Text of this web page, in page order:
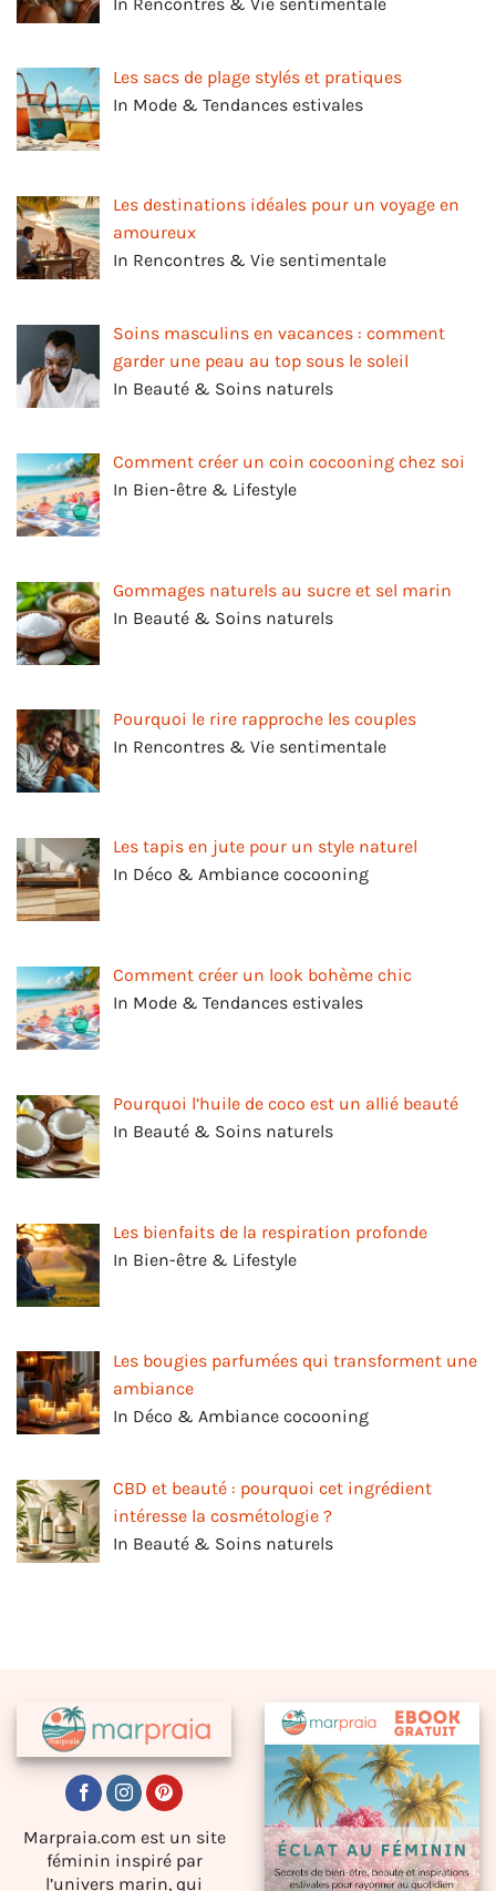
Les sacs de plage stylés et pratiques
In Mode & Tendances estivales
Les destinations idéales pour un voyage en
amoureux
In Rencontres & Vie sentimentale
Soins masculins en vacances : comment
garder une peau au top sous le soleil
In Beauté & Soins naturels
Comment créer un coin cocooning chez soi
In Bien-être & Lifestyle
Gommages naturels au sucre et sel marin
In Beauté & Soins naturels
Pourquoi le rire rapproche les couples
In Rencontres & Vie sentimentale
Les tapis en jute pour un style naturel
In Déco & Ambiance cocooning
Comment créer un look bohème chic
In Mode & Tendances estivales
Pourquoi l’huile de coco est un allié beauté
In Beauté & Soins naturels
Les bienfaits de la respiration profonde
In Bien-être & Lifestyle
Les bougies parfumées qui transforment une
ambiance
In Déco & Ambiance cocooning
CBD et beauté : pourquoi cet ingrédient
intéresse la cosmétologie ?
In Beauté & Soins naturels
Marpraia.com est un site
féminin inspiré par
l’univers marin, qui